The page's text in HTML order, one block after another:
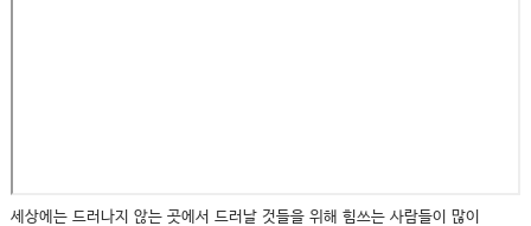
세상에는 드러나지 않는 곳에서 드러날 것들을 위해 힘쓰는 사람들이 많이